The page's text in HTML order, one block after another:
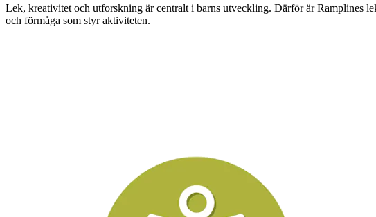
Lek, kreativitet och utforskning är centralt i barns utveckling. Därför är Ramplines
och förmåga som styr aktiviteten.